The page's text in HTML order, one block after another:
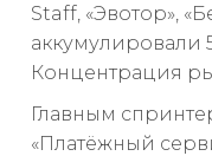
Staff, «Эвотор»,
аккумулировали
Концентрация
Главным
«Платёжный